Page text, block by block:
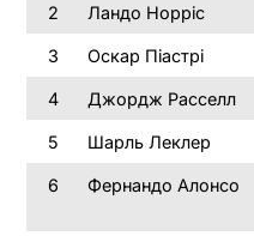
2 Ландо Норріс
3 Оскар Піастрі
4 Джордж Расселл
5 Шарль Леклер
6 Фернандо Алонсо